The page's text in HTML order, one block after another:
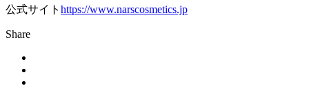
公式サイト https://www.narscosmetics.jp
Share